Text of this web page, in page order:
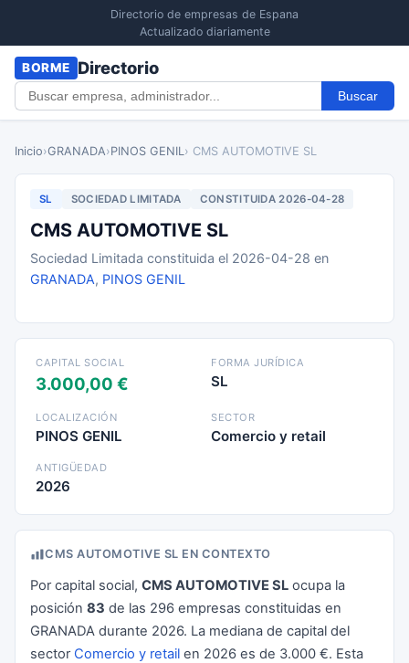
Directorio de empresas de Espana
Actualizado diariamente
BORME Directorio
Buscar
Inicio›GRANADA›PINOS GENIL› CMS AUTOMOTIVE SL
SL SOCIEDAD LIMITADA CONSTITUIDA 2026-04-28
CMS AUTOMOTIVE SL
Sociedad Limitada constituida el 2026-04-28 en
GRANADA, PINOS GENIL
CAPITAL SOCIAL
3.000,00 €
FORMA JURÍDICA
SL
LOCALIZACIÓN
PINOS GENIL
SECTOR
Comercio y retail
ANTIGÜEDAD
2026
CMS AUTOMOTIVE SL EN CONTEXTO
Por capital social, CMS AUTOMOTIVE SL ocupa la
posición 83 de las 296 empresas constituidas en
GRANADA durante 2026. La mediana de capital del
sector Comercio y retail en 2026 es de 3.000 €. Esta